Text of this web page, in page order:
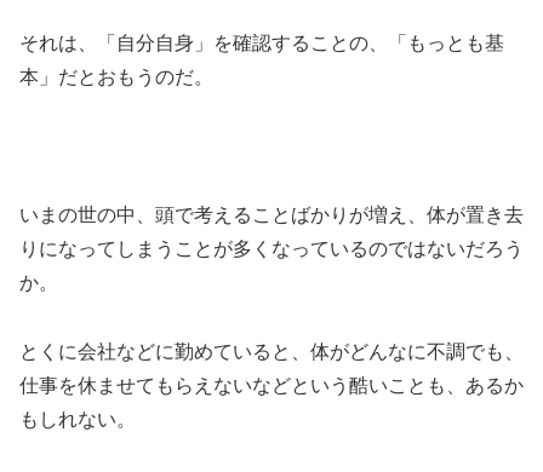
それは、「自分自身」を確認することの、「もっとも基
本」だとおもうのだ。
いまの世の中、頭で考えることばかりが増え、体が置き去
りになってしまうことが多くなっているのではないだろう
か。
とくに会社などに勤めていると、体がどんなに不調でも、
仕事を休ませてもらえないなどという酷いことも、あるか
もしれない。